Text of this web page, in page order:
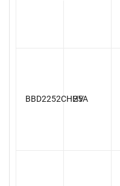
BBD2252CHHV
25A